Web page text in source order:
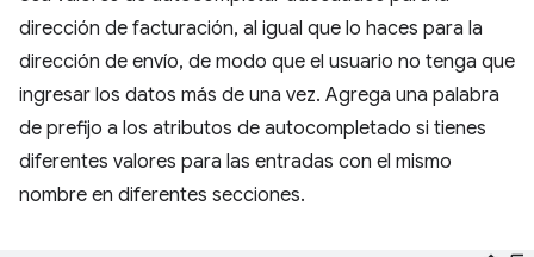
dirección de facturación, al igual que lo haces para la
dirección de envío, de modo que el usuario no tenga que
ingresar los datos más de una vez. Agrega una palabra
de prefijo a los atributos de autocompletado si tienes
diferentes valores para las entradas con el mismo
nombre en diferentes secciones.